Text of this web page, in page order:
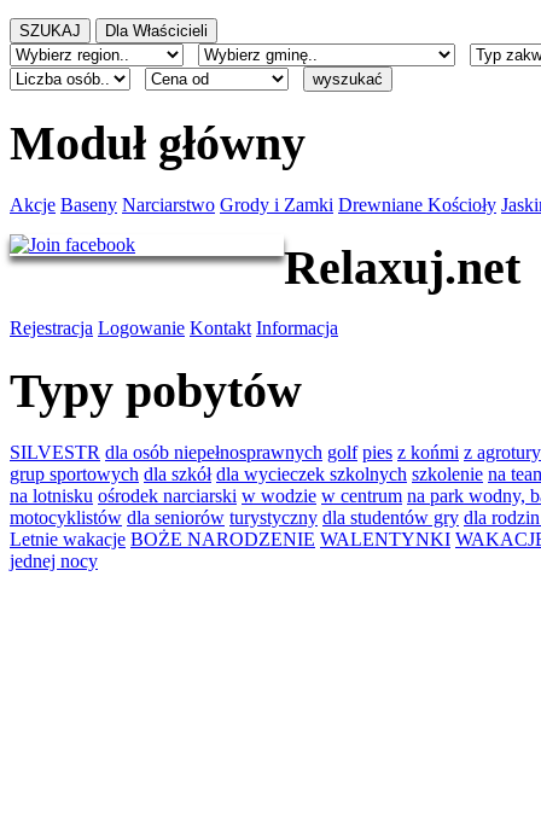
Moduł główny
Akcje Baseny Narciarstwo Grody i Zamki Drewniane Kościoły
Relaxuj.net
Rejestracja Logowanie Kontakt Informacja
Typy pobytów
SILVESTR dla osób niepełnosprawnych golf pies z końmi z
grup sportowych dla szkół dla wycieczek szkolnych szkolenie na
na lotnisku ośrodek narciarski w wodzie w centrum na park wodny,
motocyklistów dla seniorów turystyczny dla studentów gry dla
Letnie wakacje BOŻE NARODZENIE WALENTYNKI
jednej nocy